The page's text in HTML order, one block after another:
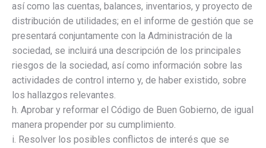
así como las cuentas, balances, inventarios, y proyecto de
distribución de utilidades; en el informe de gestión que se
presentará conjuntamente con la Administración de la
sociedad, se incluirá una descripción de los principales
riesgos de la sociedad, así como información sobre las
actividades de control interno y, de haber existido, sobre
los hallazgos relevantes.
h. Aprobar y reformar el Código de Buen Gobierno, de igual
manera propender por su cumplimiento.
i. Resolver los posibles conflictos de interés que se